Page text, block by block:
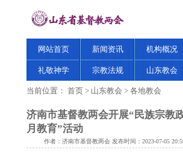
网站首页 新闻资讯 机构概况
礼敬神学 宗教法规 山东教会
当前位置： 首页 > 山东教会 > 各地教会
济南市基督教两会开展“民族宗教
月教育”活动
作者：济南市基督教两会 发布时间：2023-07-05